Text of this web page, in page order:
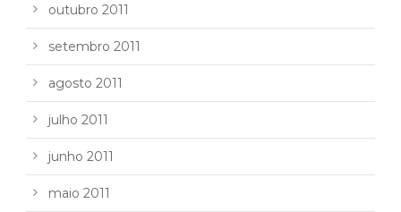
outubro 2011
setembro 2011
agosto 2011
julho 2011
junho 2011
maio 2011